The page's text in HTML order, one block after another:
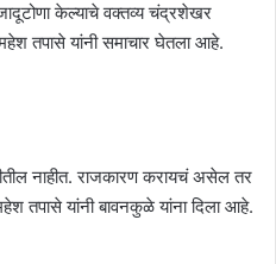
केल्याचे वक्तव्य चंद्रशेखर
तपासे यांनी समाचार घेतला आहे.
नाहीत. राजकारण करायचं असेल तर
तपासे यांनी बावनकुळे यांना दिला आहे.